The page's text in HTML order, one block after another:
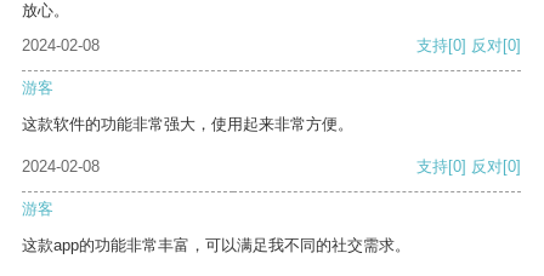
放心。
2024-02-08
支持[0] 反对[0]
游客
这款软件的功能非常强大，使用起来非常方便。
2024-02-08 支持[0] 反对[0]
游客
这款app的功能非常丰富，可以满足我不同的社交需求。